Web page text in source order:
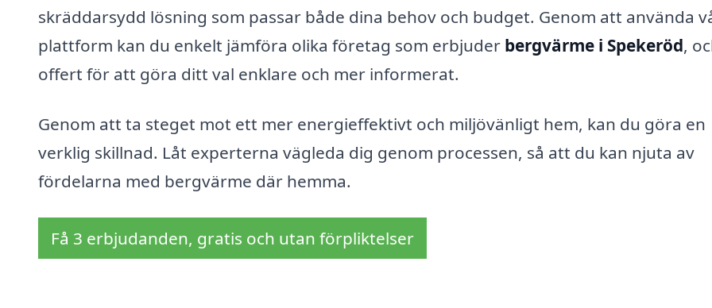
skräddarsydd lösning som passar både dina behov och budget. Genom att använda
plattform kan du enkelt jämföra olika företag som erbjuder bergvärme i Spekeröd,
offert för att göra ditt val enklare och mer informerat.
Genom att ta steget mot ett mer energieffektivt och miljövänligt hem, kan du göra en
verklig skillnad. Låt experterna vägleda dig genom processen, så att du kan njuta av
fördelarna med bergvärme där hemma.
Få 3 erbjudanden, gratis och utan förpliktelser